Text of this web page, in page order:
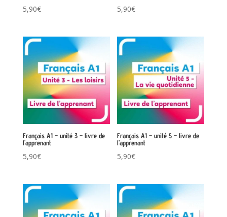
5,90€ 5,90€
Français A1 – unité 3 – livre de
l’apprenant
5,90€
Français A1 – unité 5 – livre de
l’apprenant
5,90€